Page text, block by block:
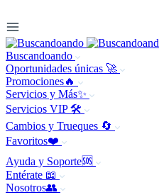
Buscandoando
Oportunidades únicas 🚀
Promociones🔥
Servicios y Más✨
Servicios VIP 🛠️
Cambios y Trueques 🔄
Favoritos❤️
Ayuda y Soporte🆘
Entérate 📖
Nosotros👥